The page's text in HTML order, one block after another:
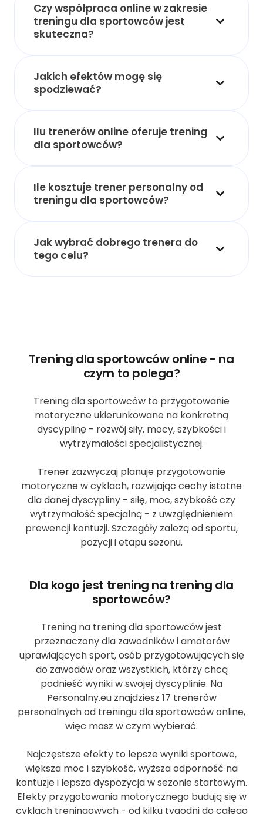
Czy współpraca online w zakresie
treningu dla sportowców jest
skuteczna?
Jakich efektów mogę się
spodziewać?
Ilu trenerów online oferuje trening
dla sportowców?
Ile kosztuje trener personalny od
treningu dla sportowców?
Jak wybrać dobrego trenera do
tego celu?
Trening dla sportowców online - na
czym to polega?
Trening dla sportowców to przygotowanie
motoryczne ukierunkowane na konkretną
dyscyplinę - rozwój siły, mocy, szybkości i
wytrzymałości specjalistycznej.
Trener zazwyczaj planuje przygotowanie
motoryczne w cyklach, rozwijając cechy istotne
dla danej dyscypliny - siłę, moc, szybkość czy
wytrzymałość specjalną - z uwzględnieniem
prewencji kontuzji. Szczegóły zależą od sportu,
pozycji i etapu sezonu.
Dla kogo jest trening na trening dla
sportowców?
Trening na trening dla sportowców jest
przeznaczony dla zawodników i amatorów
uprawiających sport, osób przygotowujących się
do zawodów oraz wszystkich, którzy chcą
podnieść wyniki w swojej dyscyplinie. Na
Personalny.eu znajdziesz 17 trenerów
personalnych od treningu dla sportowców online,
więc masz w czym wybierać.
Najczęstsze efekty to lepsze wyniki sportowe,
większa moc i szybkość, wyższa odporność na
kontuzje i lepsza dyspozycja w sezonie startowym.
Efekty przygotowania motorycznego budują się w
cyklach treningowych - od kilku tygodni do całego